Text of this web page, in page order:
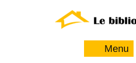
Menu